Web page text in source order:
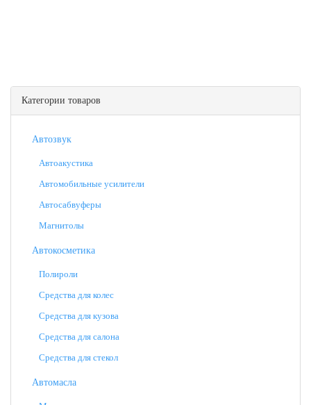
Категории товаров
Автозвук
Автоакустика
Автомобильные усилители
Автосабвуферы
Магнитолы
Автокосметика
Полироли
Средства для колес
Средства для кузова
Средства для салона
Средства для стекол
Автомасла